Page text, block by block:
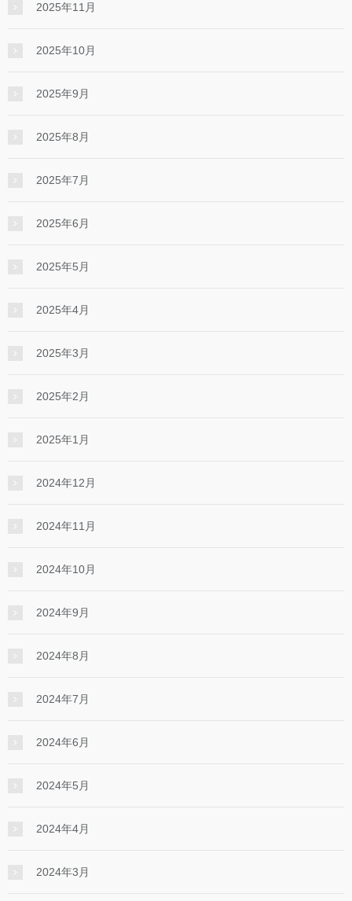
2025年11月
2025年10月
2025年9月
2025年8月
2025年7月
2025年6月
2025年5月
2025年4月
2025年3月
2025年2月
2025年1月
2024年12月
2024年11月
2024年10月
2024年9月
2024年8月
2024年7月
2024年6月
2024年5月
2024年4月
2024年3月